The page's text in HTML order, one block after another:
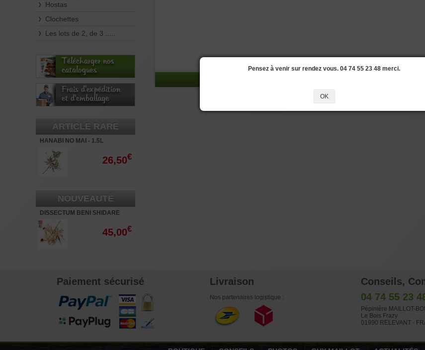
Hostas
Clochettes
Les lots de 2, de 3 .....
Télécharger nos
catalogues
Frais d'expédition
et d'emballage
ARTICLE RARE
HANABI NO MAI - 1.5L
26,50€
NOUVEAUTÉ
DISSECTUM BENI SHIDARE
VARIEGATED BABY - 3L
45,00€
Paiement sécurisé Livraison
Nos partenaires logistique :
Conseils,
04 74 55 23
Pépinière MAILLOT-
Le Bois Frazy
01990 RELEVANT -
Pensez à venir sur rendez vous. 04 74 55 23 48 merci.
OK